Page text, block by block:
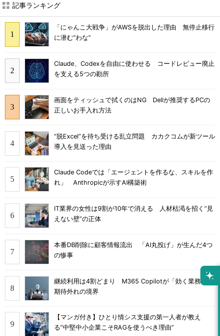
記事ランキング
「にゃんこ大戦争」がAWSを脱出した理由 無停止移行
に潜む“わな”
Claude、Codexを自由に使わせる コードレビュー廃止
を支える5つの勘所
画面をティッシュで拭くのはNG Dellが推奨するPCの
正しいお手入れ方法
“脱Excel”を待ち受ける乱立問題 カカクコムが新ツール
導入を見送った理由
Claude Codeでは「エージェントを作るな、スキルを作
れ」 Anthropicが示すAI構築術
IT業界の女性は9割が10年で消える 人材枯渇を招く“見
えない壁”の正体
本番DB削除に顧客情報流出 「AI丸投げ」が生んだ4つ
の惨事
継続利用は4割どまり M365 Copilotが「効く業務」と
期待外れの境界
【マンガ付き】ひとり情シス支援の第一人者が教え
る”中堅中小企業こそRAGを使うべき理由”